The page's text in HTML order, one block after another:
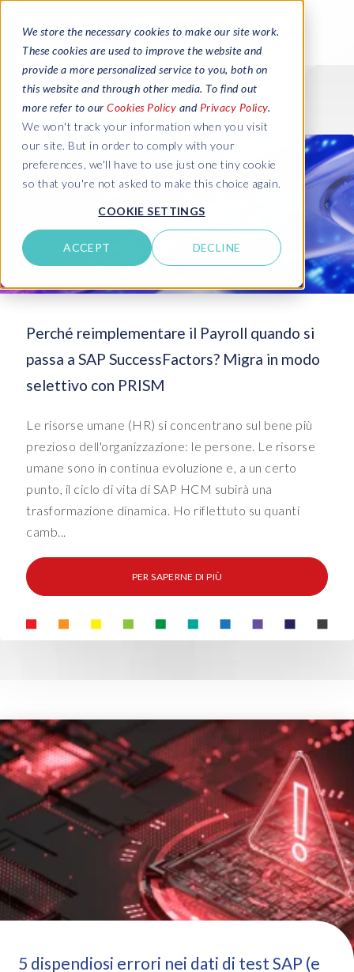
We store the necessary cookies to make our site work.
These cookies are used to improve the website and
provide a more personalized service to you, both on
this website and through other media. To find out
more refer to our Cookies Policy and Privacy Policy.
We won't track your information when you visit
our site. But in order to comply with your
preferences, we'll have to use just one tiny cookie
so that you're not asked to make this choice again.
COOKIE SETTINGS
ACCEPT DECLINE
Perché reimplementare il Payroll quando si
passa a SAP SuccessFactors? Migra in modo
selettivo con PRISM
Le risorse umane (HR) si concentrano sul bene più
prezioso dell'organizzazione: le persone. Le risorse
umane sono in continua evoluzione e, a un certo
punto, il ciclo di vita di SAP HCM subirà una
trasformazione dinamica. Ho riflettuto su quanti
camb...
PER SAPERNE DI PIÙ
5 dispendiosi errori nei dati di test SAP (e